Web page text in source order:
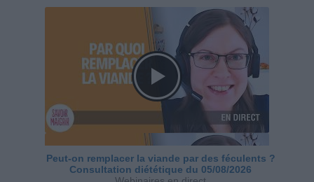
Peut-on remplacer la viande par des féculents ?
Consultation diététique du 05/08/2026